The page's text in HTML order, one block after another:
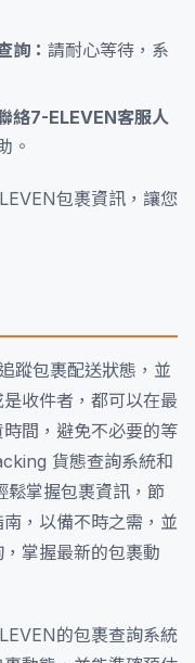
詢： 請耐心等待，系
絡7-ELEVEN客服人
。
包裹資訊，讓您
蹤包裹配送狀態，並
收件者，都可以在最
間，避免不必要的等
貨態查詢系統和
鬆掌握包裹資訊，節
，以備不時之需，並
掌握最新的包裹動
的包裹查詢系統